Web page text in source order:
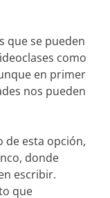
que se pueden
como
en primer
nos pueden
de esta opción,
donde
escribir.
que